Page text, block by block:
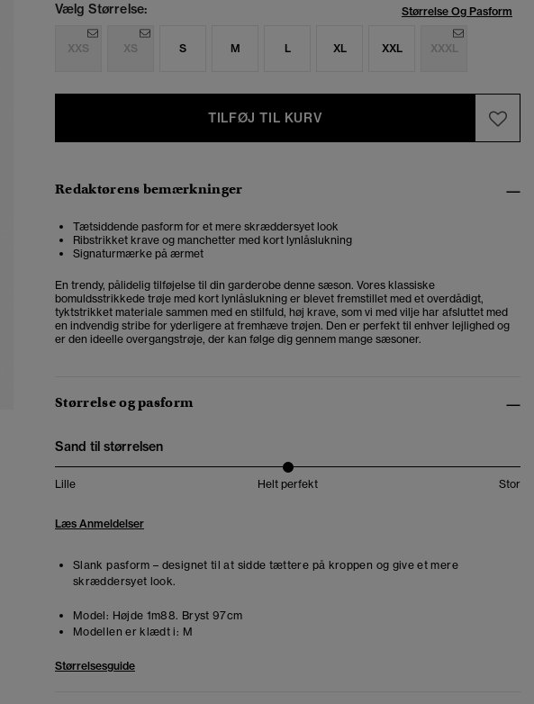
Vælg Størrelse: Størrelse Og Pasform
XXS XS S M L XL XXL XXXL
TILFØJ TIL KURV
Redaktørens bemærkninger
Tætsiddende pasform for et mere skræddersyet look
Ribstrikket krave og manchetter med kort lynlåslukning
Signaturmærke på ærmet
En trendy, pålidelig tilføjelse til din garderobe denne sæson. Vores klassiske
bomuldsstrikkede trøje med kort lynlåslukning er blevet fremstillet med et overdådigt,
tyktstrikket materiale sammen med en stilfuld, høj krave, som vi med vilje har afsluttet med
en indvendig stribe for yderligere at fremhæve trøjen. Den er perfekt til enhver lejlighed og
er den ideelle overgangstrøje, der kan følge dig gennem mange sæsoner.
Størrelse og pasform
Sand til størrelsen
Lille Helt perfekt Stor
Læs Anmeldelser
Slank pasform – designet til at sidde tættere på kroppen og give et mere
skræddersyet look.
Model: Højde 1m88. Bryst 97cm
Modellen er klædt i: M
Størrelsesguide